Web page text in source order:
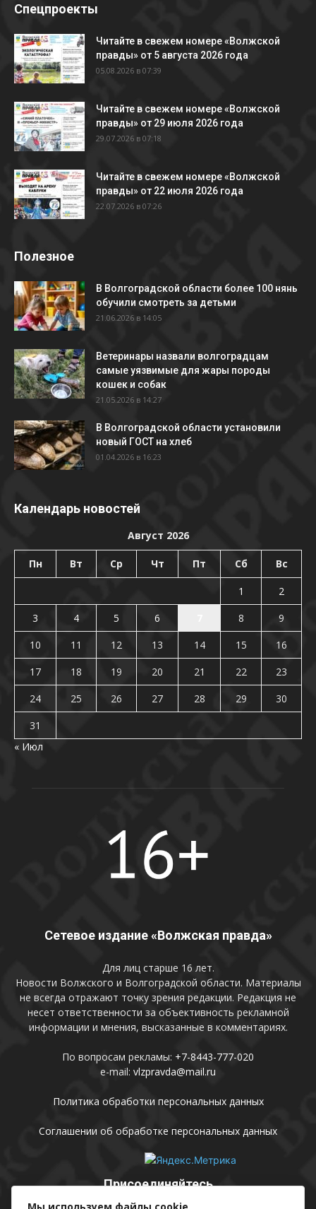
Спецпроекты
Читайте в свежем номере «Волжской
правды» от 5 августа 2026 года
05.08.2026 в 07:39
Читайте в свежем номере «Волжской
правды» от 29 июля 2026 года
29.07.2026 в 07:18
Читайте в свежем номере «Волжской
правды» от 22 июля 2026 года
22.07.2026 в 07:26
Полезное
В Волгоградской области более 100 нянь
обучили смотреть за детьми
21.06.2026 в 14:05
Ветеринары назвали волгоградцам
самые уязвимые для жары породы
кошек и собак
21.05.2026 в 14:27
В Волгоградской области установили
новый ГОСТ на хлеб
01.04.2026 в 16:23
Календарь новостей
Август 2026
Пн Вт Ср Чт Пт Сб Вс
1
2
3
4 5 6 8
9
10
11 12 13 14 15
16
17
18 19 20 21 22
23
24
25 26 27 28 29
30
31
« Июл
Сетевое издание «Волжская правда»
Для лиц старше 16 лет.
Новости Волжского и Волгоградской области. Материалы
не всегда отражают точку зрения редакции. Редакция не
несет ответственности за объективность рекламной
информации и мнения, высказанные в комментариях.
По вопросам рекламы: +7-8443-777-020
e-mail: vlzpravda@mail.ru
Политика обработки персональных данных
Соглашении об обработке персональных данных
Присоединяйтесь